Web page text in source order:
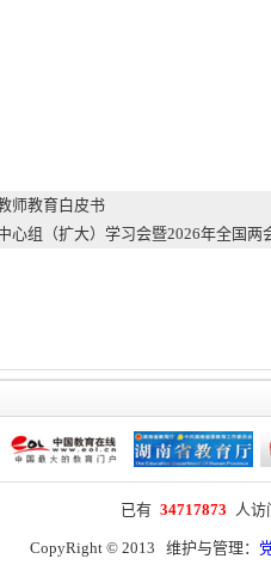
师教育白皮书
心组（扩大）学习会暨2026年全国两
已有 34717873 人
CopyRight © 2013 维护与管理：